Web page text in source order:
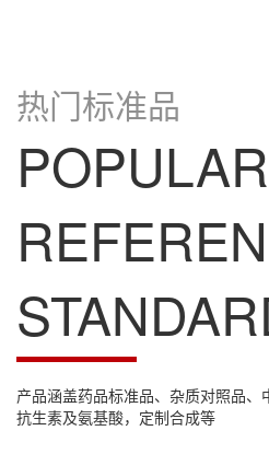
热门标准品
POPULAR
产品涵盖药品标准品、杂质对照品、
抗生素及氨基酸，定制合成等